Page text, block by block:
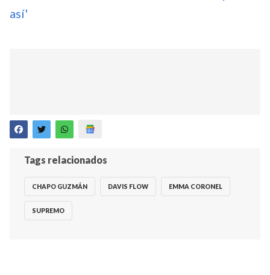
así'
Tags relacionados
CHAPO GUZMÁN DAVIS FLOW EMMA CORONEL
SUPREMO